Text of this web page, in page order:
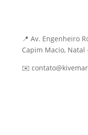
📍 Av. Engenheiro
Capim Macio, Natal
✉️